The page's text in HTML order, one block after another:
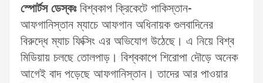
স্পোর্টস ডেস্কঃবিশ্বকাপ ক্রিকেটে পাকিস্তান-
আফগানিস্তান ম্যাচে আফগান অধিনায়ক গুলবাদিনের
বিরুদ্ধে ম্যাচ ফিক্সিং এর অভিযোগ উঠেছে। এ নিয়ে বিশ্ব
মিডিয়ায় চলছে তোলপাড়। বিশ্বকাপে শিরোপা দৌড়ে অনেক
আগেই বাদ পড়েছে আফগানিস্তান। তাদের আর পাওয়ার